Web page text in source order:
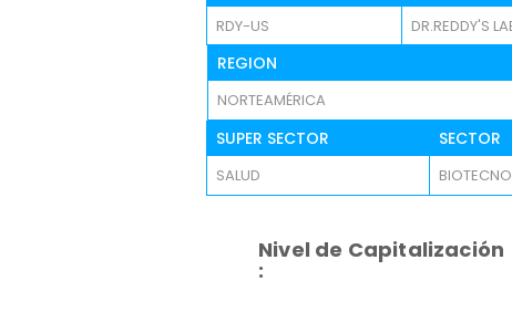
RDY-US DR.REDDY'S
REGION
NORTEAMÉRICA
SUPER SECTOR SECTOR
SALUD
Nivel de Capitalización
: